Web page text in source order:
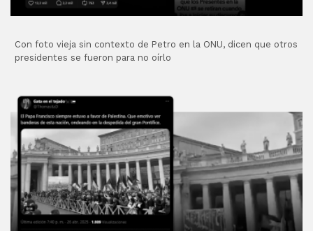
Con foto vieja sin contexto de Petro en la ONU, dicen que otros
presidentes se fueron para no oírlo